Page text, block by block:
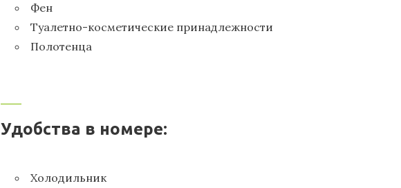
Фен
Туалетно-косметические принадлежности
Полотенца
Удобства в номере:
Холодильник